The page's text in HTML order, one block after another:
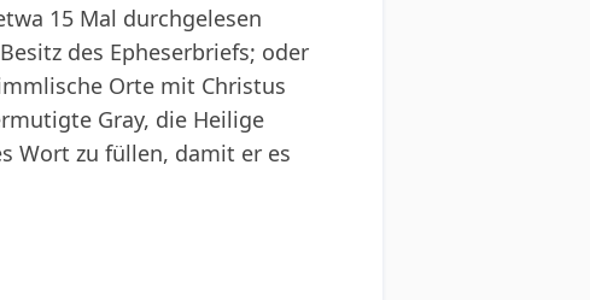
15 Mal durchgelesen
des Epheserbriefs; oder
Orte mit Christus
Gray, die Heilige
Wort zu füllen, damit er es